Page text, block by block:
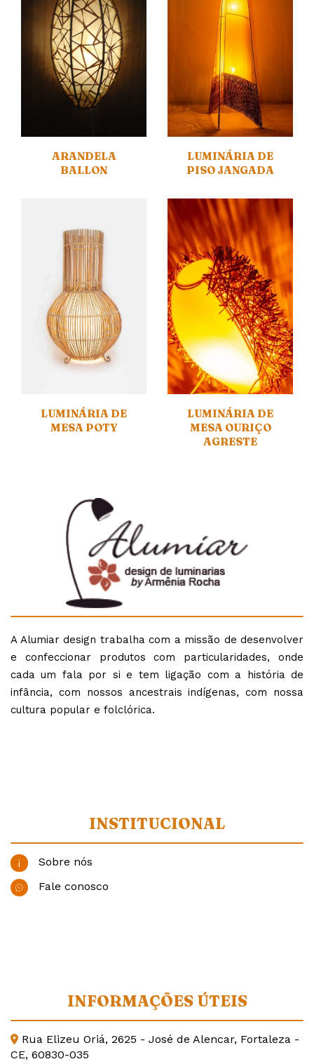
ARANDELA
BALLON
LUMINÁRIA DE
PISO JANGADA
LUMINÁRIA DE
MESA POTY
LUMINÁRIA DE
MESA OURIÇO
AGRESTE
A Alumiar design trabalha com a missão de desenvolver
e confeccionar produtos com particularidades, onde
cada um fala por si e tem ligação com a história de
infância, com nossos ancestrais indígenas, com nossa
cultura popular e folclórica.
INSTITUCIONAL
Sobre nós
Fale conosco
INFORMAÇÕES ÚTEIS
Rua Elizeu Oriá, 2625 - José de Alencar, Fortaleza -
CE, 60830-035